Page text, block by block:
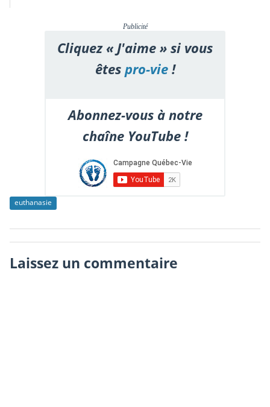
Publicité
Cliquez « J'aime » si vous
êtespro-vie!
Abonnez-vous à notre
chaîne YouTube !
euthanasie
Laissez un commentaire